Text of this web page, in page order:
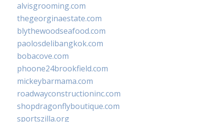
alvisgrooming.com
thegeorginaestate.com
blythewoodseafood.com
paolosdelibangkok.com
bobacove.com
phoone24brookfield.com
mickeybarmama.com
roadwayconstructioninc.com
shopdragonflyboutique.com
sportszilla.org